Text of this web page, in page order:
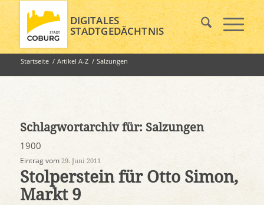
DIGITALES
STADTGEDÄCHTNIS
Startseite / Artikel A-Z / Salzungen
Schlagwortarchiv für: Salzungen
1900
Eintrag vom 29. Juni 2011
Stolperstein für Otto Simon,
Markt 9